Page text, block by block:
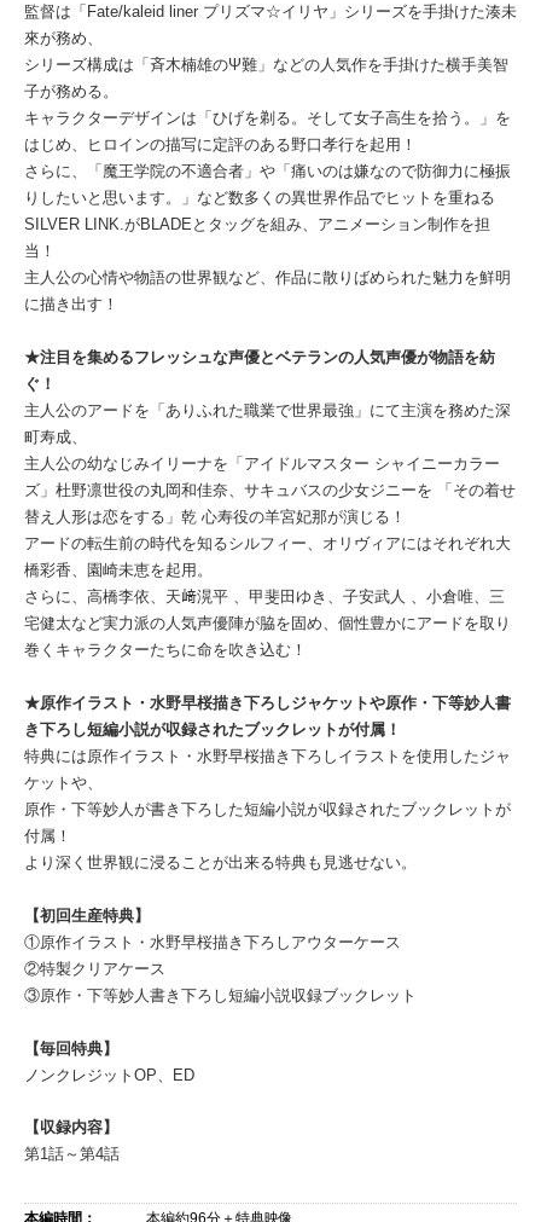
監督は「Fate/kaleid liner プリズマ☆イリヤ」シリーズを手掛けた湊未
來が務め、
シリーズ構成は「斉木楠雄のΨ難」などの人気作を手掛けた横手美智
子が務める。
キャラクターデザインは「ひげを剃る。そして女子高生を拾う。」を
はじめ、ヒロインの描写に定評のある野口孝行を起用！
さらに、「魔王学院の不適合者」や「痛いのは嫌なので防御力に極振
りしたいと思います。」など数多くの異世界作品でヒットを重ねる
SILVER LINK.がBLADEとタッグを組み、アニメーション制作を担
当！
主人公の心情や物語の世界観など、作品に散りばめられた魅力を鮮明
に描き出す！
★注目を集めるフレッシュな声優とベテランの人気声優が物語を紡
ぐ！
主人公のアードを「ありふれた職業で世界最強」にて主演を務めた深
町寿成、
主人公の幼なじみイリーナを「アイドルマスター シャイニーカラー
ズ」杜野凛世役の丸岡和佳奈、サキュバスの少女ジニーを 「その着せ
替え人形は恋をする」乾 心寿役の羊宮妃那が演じる！
アードの転生前の時代を知るシルフィー、オリヴィアにはそれぞれ大
橋彩香、園崎未恵を起用。
さらに、高橋李依、天﨑滉平 、甲斐田ゆき、子安武人 、小倉唯、三
宅健太など実力派の人気声優陣が脇を固め、個性豊かにアードを取り
巻くキャラクターたちに命を吹き込む！
★原作イラスト・水野早桜描き下ろしジャケットや原作・下等妙人書
き下ろし短編小説が収録されたブックレットが付属！
特典には原作イラスト・水野早桜描き下ろしイラストを使用したジャ
ケットや、
原作・下等妙人が書き下ろした短編小説が収録されたブックレットが
付属！
より深く世界観に浸ることが出来る特典も見逃せない。
【初回生産特典】
①原作イラスト・水野早桜描き下ろしアウターケース
②特製クリアケース
③原作・下等妙人書き下ろし短編小説収録ブックレット
【毎回特典】
ノンクレジットOP、ED
【収録内容】
第1話～第4話
本編時間： 本編約96分＋特典映像